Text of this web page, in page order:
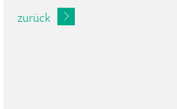
zurück